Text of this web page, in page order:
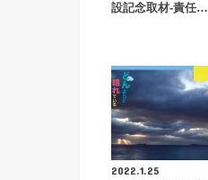
設記念取材-責任…
2022.1.25